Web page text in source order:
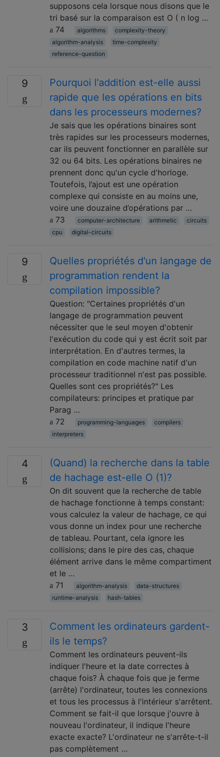
supposons cela lorsque nous disons que le
tri basé sur la comparaison est O ( n log …
74
algorithms
complexity-theory
algorithm-analysis
time-complexity
reference-question
9
Pourquoi l'addition est-elle aussi
rapide que les opérations en bits
dans les processeurs modernes?
Je sais que les opérations binaires sont
très rapides sur les processeurs modernes,
car ils peuvent fonctionner en parallèle sur
32 ou 64 bits. Les opérations binaires ne
prennent donc qu'un cycle d'horloge.
Toutefois, l’ajout est une opération
complexe qui consiste en au moins une,
voire une douzaine d’opérations par …
73
computer-architecture arithmetic
circuits
cpu
digital-circuits
9
Quelles propriétés d'un langage de
programmation rendent la
compilation impossible?
Question: "Certaines propriétés d'un
langage de programmation peuvent
nécessiter que le seul moyen d'obtenir
l'exécution du code qui y est écrit soit par
interprétation. En d'autres termes, la
compilation en code machine natif d'un
processeur traditionnel n'est pas possible.
Quelles sont ces propriétés?" Les
compilateurs: principes et pratique par
Parag …
72
programming-languages
compilers
interpreters
4
(Quand) la recherche dans la table
de hachage est-elle O (1)?
On dit souvent que la recherche de table
de hachage fonctionne à temps constant:
vous calculez la valeur de hachage, ce qui
vous donne un index pour une recherche
de tableau. Pourtant, cela ignore les
collisions; dans le pire des cas, chaque
élément arrive dans le même compartiment
et le …
71
algorithm-analysis
data-structures
runtime-analysis
hash-tables
3
Comment les ordinateurs gardent-
ils le temps?
Comment les ordinateurs peuvent-ils
indiquer l'heure et la date correctes à
chaque fois? À chaque fois que je ferme
(arrête) l'ordinateur, toutes les connexions
et tous les processus à l'intérieur s'arrêtent.
Comment se fait-il que lorsque j'ouvre à
nouveau l'ordinateur, il indique l'heure
exacte exacte? L'ordinateur ne s'arrête-t-il
pas complètement …